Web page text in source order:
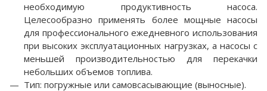
необходимую продуктивность насоса.
Целесообразно применять более мощные насосы
для профессионального ежедневного использования
при высоких эксплуатационных нагрузках, а насосы с
меньшей производительностью для перекачки
небольших объемов топлива.
Тип: погружные или самовсасывающие (выносные).